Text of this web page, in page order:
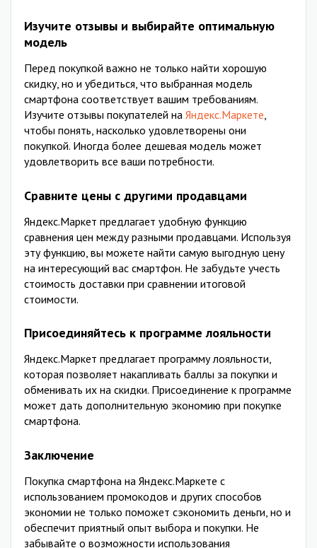
Изучите отзывы и выбирайте оптимальную
модель
Перед покупкой важно не только найти хорошую
скидку, но и убедиться, что выбранная модель
смартфона соответствует вашим требованиям.
Изучите отзывы покупателей на Яндекс.Маркете,
чтобы понять, насколько удовлетворены они
покупкой. Иногда более дешевая модель может
удовлетворить все ваши потребности.
Сравните цены с другими продавцами
Яндекс.Маркет предлагает удобную функцию
сравнения цен между разными продавцами. Используя
эту функцию, вы можете найти самую выгодную цену
на интересующий вас смартфон. Не забудьте учесть
стоимость доставки при сравнении итоговой
стоимости.
Присоединяйтесь к программе лояльности
Яндекс.Маркет предлагает программу лояльности,
которая позволяет накапливать баллы за покупки и
обменивать их на скидки. Присоединение к программе
может дать дополнительную экономию при покупке
смартфона.
Заключение
Покупка смартфона на Яндекс.Маркете с
использованием промокодов и других способов
экономии не только поможет сэкономить деньги, но и
обеспечит приятный опыт выбора и покупки. Не
забывайте о возможности использования